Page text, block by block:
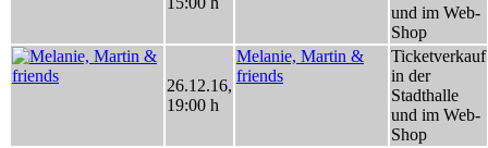
und im Web-
Shop
26.12.16,
19:00 h
Melanie, Martin &
friends
Ticketverkauf
in der
Stadthalle
und im Web-
Shop